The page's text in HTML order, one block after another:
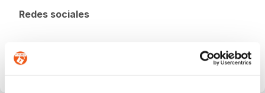
Redes sociales